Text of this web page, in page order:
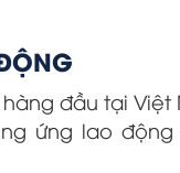
đầu tại
ứng lao